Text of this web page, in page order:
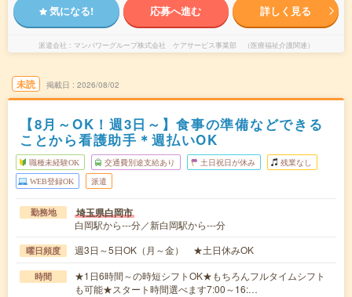
気になる! 応募へ進む 詳しく見る
派遣会社 マンパワーグループ株式会社 ケアサービス事業部 （医療福祉介護関連）
未読 掲載日 2026/08/02
【8月～OK！週3日～】食事の準備などできる
ことから看護助手＊週払いOK
職種未経験OK 交通費別途支給あり 土日祝日が休み 残業なし
WEB登録OK 派遣
勤務地 埼玉県白岡市
白岡駅から---分／新白岡駅から---分
曜日頻度 週3日～5日OK（月～金） ★土日休みOK
時間
★1日6時間～の時短シフトOK★もちろんフルタイムシフト
も可能★スタート時間選べます7:00～16:…